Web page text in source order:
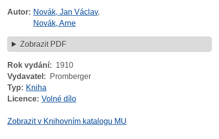
Autor Novák, Jan Václav,
Novák, Arne
Zobrazit PDF
Rok vydání
1910
Vydavatel
Promberger
Typ
Kniha
Licence Volné dílo
Zobrazit v Knihovním katalogu MU